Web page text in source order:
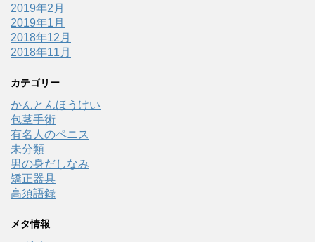
2019年2月
2019年1月
2018年12月
2018年11月
カテゴリー
かんとんほうけい
包茎手術
有名人のペニス
未分類
男の身だしなみ
矯正器具
高須語録
メタ情報